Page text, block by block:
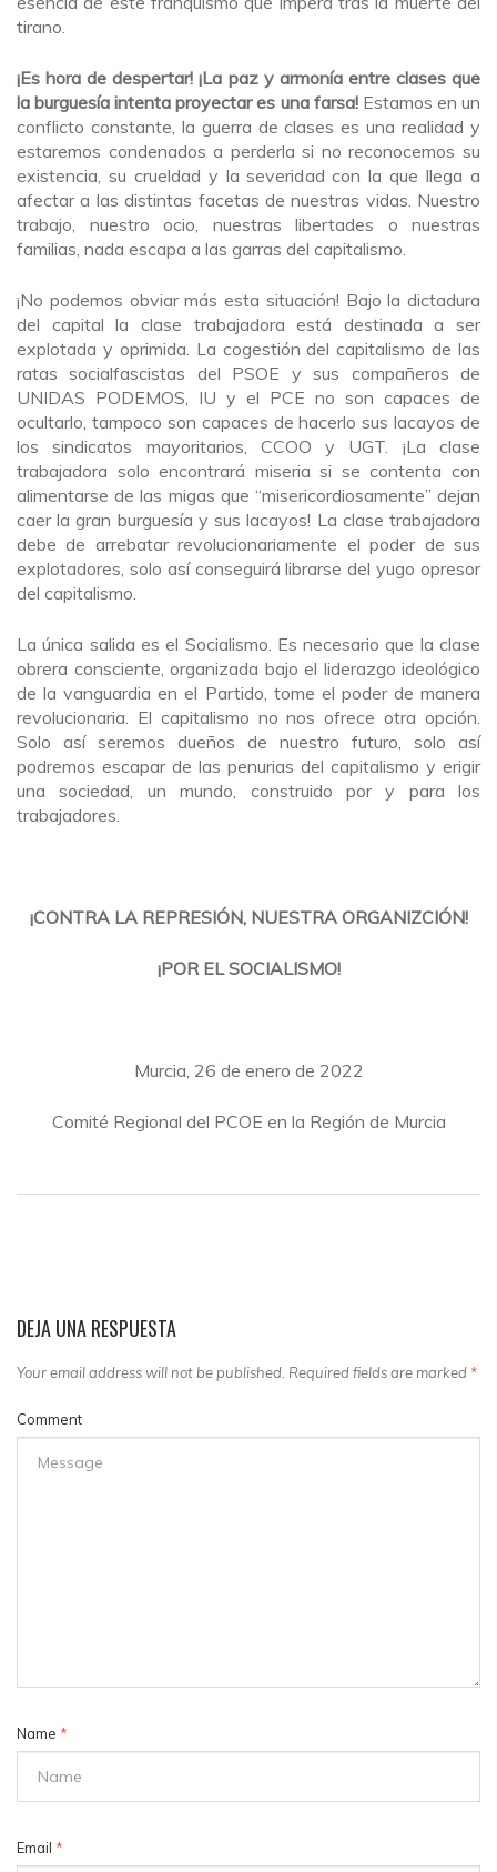
tirano.
¡Es hora de despertar! ¡La paz y armonía entre clases que
la burguesía intenta proyectar es una farsa!Estamos en un
conflicto constante, la guerra de clases es una realidad y
estaremos condenados a perderla si no reconocemos su
existencia, su crueldad y la severidad con la que llega a
afectar a las distintas facetas de nuestras vidas. Nuestro
trabajo, nuestro ocio, nuestras libertades o nuestras
familias, nada escapa a las garras del capitalismo.
¡No podemos obviar más esta situación! Bajo la dictadura
del capital la clase trabajadora está destinada a ser
explotada y oprimida. La cogestión del capitalismo de las
ratas socialfascistas del PSOE y sus compañeros de
UNIDAS PODEMOS, IU y el PCE no son capaces de
ocultarlo, tampoco son capaces de hacerlo sus lacayos de
los sindicatos mayoritarios, CCOO y UGT. ¡La clase
trabajadora solo encontrará miseria si se contenta con
alimentarse de las migas que “misericordiosamente” dejan
caer la gran burguesía y sus lacayos! La clase trabajadora
debe de arrebatar revolucionariamente el poder de sus
explotadores, solo así conseguirá librarse del yugo opresor
del capitalismo.
La única salida es el Socialismo. Es necesario que la clase
obrera consciente, organizada bajo el liderazgo ideológico
de la vanguardia en el Partido, tome el poder de manera
revolucionaria. El capitalismo no nos ofrece otra opción.
Solo así seremos dueños de nuestro futuro, solo así
podremos escapar de las penurias del capitalismo y erigir
una sociedad, un mundo, construido por y para los
trabajadores.
¡CONTRA LA REPRESIÓN, NUESTRA ORGANIZCIÓN!
¡POR EL SOCIALISMO!
Murcia, 26 de enero de 2022
Comité Regional del PCOE en la Región de Murcia
DEJA UNA RESPUESTA
Your email address will not be published. Required fields are marked *
Comment
Name *
Email *